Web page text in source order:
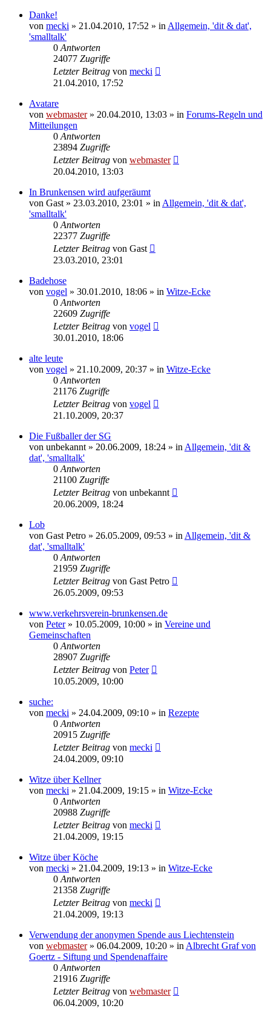
Danke!
von mecki » 21.04.2010, 17:52 » in Allgemein, 'dit & dat',
'smalltalk'
0 Antworten
24077 Zugriffe
Letzter Beitrag von mecki
21.04.2010, 17:52
Avatare
von webmaster» 20.04.2010, 13:03 » in Forums-Regeln und
Mitteilungen
0 Antworten
23894 Zugriffe
Letzter Beitrag von webmaster
20.04.2010, 13:03
In Brunkensen wird aufgeräumt
von Gast » 23.03.2010, 23:01 » in Allgemein, 'dit & dat',
'smalltalk'
0 Antworten
22377 Zugriffe
Letzter Beitrag von Gast
23.03.2010, 23:01
Badehose
von vogel » 30.01.2010, 18:06 » in Witze-Ecke
0 Antworten
22609 Zugriffe
Letzter Beitrag von vogel
30.01.2010, 18:06
alte leute
von vogel » 21.10.2009, 20:37 » in Witze-Ecke
0 Antworten
21176 Zugriffe
Letzter Beitrag von vogel
21.10.2009, 20:37
Die Fußballer der SG
von unbekannt » 20.06.2009, 18:24 » in Allgemein, 'dit &
dat', 'smalltalk'
0 Antworten
21100 Zugriffe
Letzter Beitrag von unbekannt
20.06.2009, 18:24
Lob
von Gast Petro » 26.05.2009, 09:53 » in Allgemein, 'dit &
dat', 'smalltalk'
0 Antworten
21959 Zugriffe
Letzter Beitrag von Gast Petro
26.05.2009, 09:53
www.verkehrsverein-brunkensen.de
von Peter» 10.05.2009, 10:00 » in Vereine und
Gemeinschaften
0 Antworten
28907 Zugriffe
Letzter Beitrag von Peter
10.05.2009, 10:00
suche:
von mecki » 24.04.2009, 09:10 » in Rezepte
0 Antworten
20915 Zugriffe
Letzter Beitrag von mecki
24.04.2009, 09:10
Witze über Kellner
von mecki » 21.04.2009, 19:15 » in Witze-Ecke
0 Antworten
20988 Zugriffe
Letzter Beitrag von mecki
21.04.2009, 19:15
Witze über Köche
von mecki » 21.04.2009, 19:13 » in Witze-Ecke
0 Antworten
21358 Zugriffe
Letzter Beitrag von mecki
21.04.2009, 19:13
Verwendung der anonymen Spende aus Liechtenstein
von webmaster» 06.04.2009, 10:20 » in Albrecht Graf von
Goertz - Siftung und Spendenaffaire
0 Antworten
21916 Zugriffe
Letzter Beitrag von webmaster
06.04.2009, 10:20